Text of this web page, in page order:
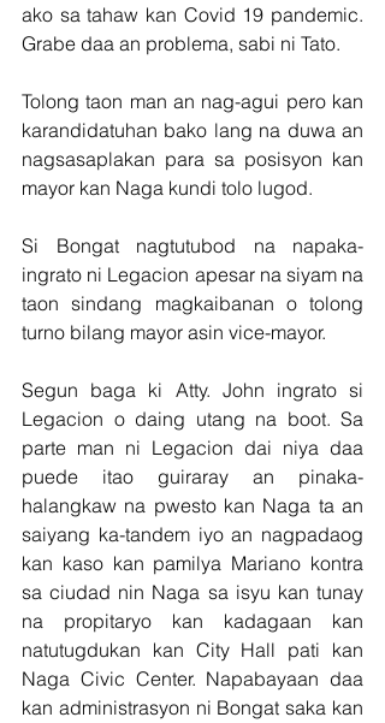
ako sa tahaw kan Covid 19 pandemic.
Grabe daa an problema, sabi ni Tato.
Tolong taon man an nag-agui pero kan
karandidatuhan bako lang na duwa an
nagsasaplakan para sa posisyon kan
mayor kan Naga kundi tolo lugod.
Si Bongat nagtutubod na napaka-
ingrato ni Legacion apesar na siyam na
taon sindang magkaibanan o tolong
turno bilang mayor asin vice-mayor.
Segun baga ki Atty. John ingrato si
Legacion o daing utang na boot. Sa
parte man ni Legacion dai niya daa
puede itao guiraray an pinaka-
halangkaw na pwesto kan Naga ta an
saiyang ka-tandem iyo an nagpadaog
kan kaso kan pamilya Mariano kontra
sa ciudad nin Naga sa isyu kan tunay
na propitaryo kan kadagaan kan
natutugdukan kan City Hall pati kan
Naga Civic Center. Napabayaan daa
kan administrasyon ni Bongat saka kan